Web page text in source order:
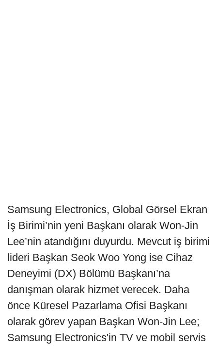
Samsung Electronics, Global Görsel Ekran
İş Birimi’nin yeni Başkanı olarak Won-Jin
Lee’nin atandığını duyurdu. Mevcut iş birimi
lideri Başkan Seok Woo Yong ise Cihaz
Deneyimi (DX) Bölümü Başkanı’na
danışman olarak hizmet verecek. Daha
önce Küresel Pazarlama Ofisi Başkanı
olarak görev yapan Başkan Won-Jin Lee;
Samsung Electronics'in TV ve mobil servis